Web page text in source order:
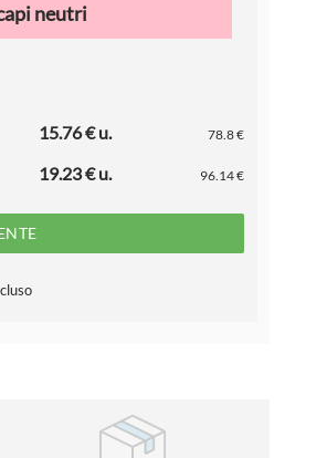
neutri
15.76 € u. 78.8 €
19.23 € u. 96.14 €